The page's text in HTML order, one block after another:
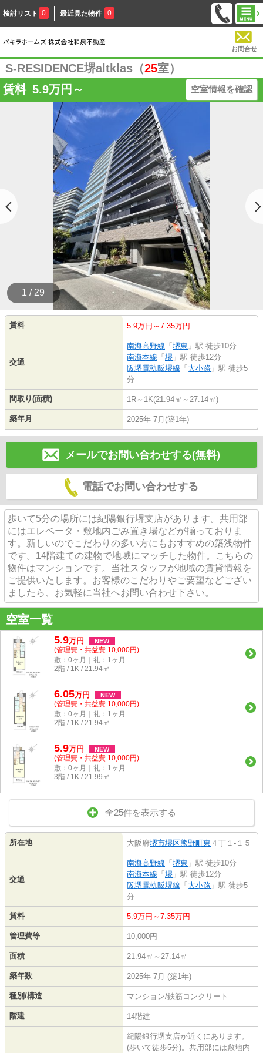
検討リスト 0 最近見た物件 0
お問合せ
S-RESIDENCE堺altklas（25室）
賃料 5.9万円～ 空室情報を確認
1 / 29
賃料 5.9万円～7.35万円
交通
南海高野線 「 堺東 」駅 徒歩10分
南海本線 「 堺 」駅 徒歩12分
阪堺電軌阪堺線 「 大小路 」駅 徒歩5
分
間取り(面積) 1R～1K(21.94㎡～27.14㎡)
築年月 2025年 7月(築1年)
メールでお問い合わせする(無料)
電話でお問い合わせする
歩いて5分の場所には紀陽銀行堺支店があります。共用部
にはエレベータ・敷地内ごみ置き場などが揃っておりま
す。新しいのでこだわりの多い方にもおすすめの築浅物件
です。14階建ての建物で地域にマッチした物件。こちらの
物件はマンションです。当社スタッフが地域の賃貸情報を
ご提供いたします。お客様のこだわりやご要望などござい
ましたら、お気軽に当社へお問い合わせ下さい。
空室一覧
5.9万円 NEW
(管理費・共益費 10,000円)
敷：0ヶ月｜礼：1ヶ月
2階 / 1K / 21.94㎡
6.05万円 NEW
(管理費・共益費 10,000円)
敷：0ヶ月｜礼：1ヶ月
2階 / 1K / 21.94㎡
5.9万円 NEW
(管理費・共益費 10,000円)
敷：0ヶ月｜礼：1ヶ月
3階 / 1K / 21.99㎡
全25件を表示する
所在地 大阪府堺市堺区熊野町東 ４丁１-１５
交通
南海高野線 「 堺東 」駅 徒歩10分
南海本線 「 堺 」駅 徒歩12分
阪堺電軌阪堺線 「 大小路 」駅 徒歩5
分
賃料 5.9万円～7.35万円
管理費等 10,000円
面積 21.94㎡～27.14㎡
築年数 2025年 7月 (築1年)
種別/構造 マンション/鉄筋コンクリート
階建 14階建
紀陽銀行堺支店が近くにあります。
(歩いて徒歩5分)。共用部には敷地内